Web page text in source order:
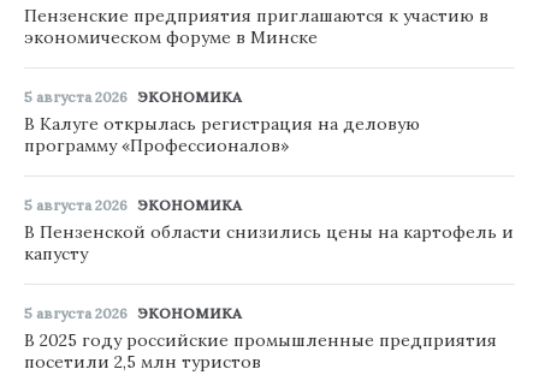
Пензенские предприятия приглашаются к участию в
экономическом форуме в Минске
5 августа 2026 ЭКОНОМИКА
В Калуге открылась регистрация на деловую
программу «Профессионалов»
5 августа 2026 ЭКОНОМИКА
В Пензенской области снизились цены на картофель и
капусту
5 августа 2026 ЭКОНОМИКА
В 2025 году российские промышленные предприятия
посетили 2,5 млн туристов